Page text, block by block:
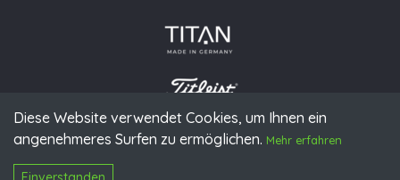
Diese Website verwendet Cookies, um Ihnen ein
angenehmeres Surfen zu ermöglichen. Mehr erfahren
© 2026 PGAoG